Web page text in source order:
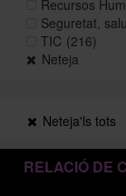
Recursos
Seguretat,
TIC (216)
Neteja
Neteja'ls tots
RELACIÓ DE